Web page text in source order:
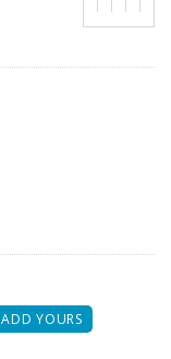
ADD YOURS